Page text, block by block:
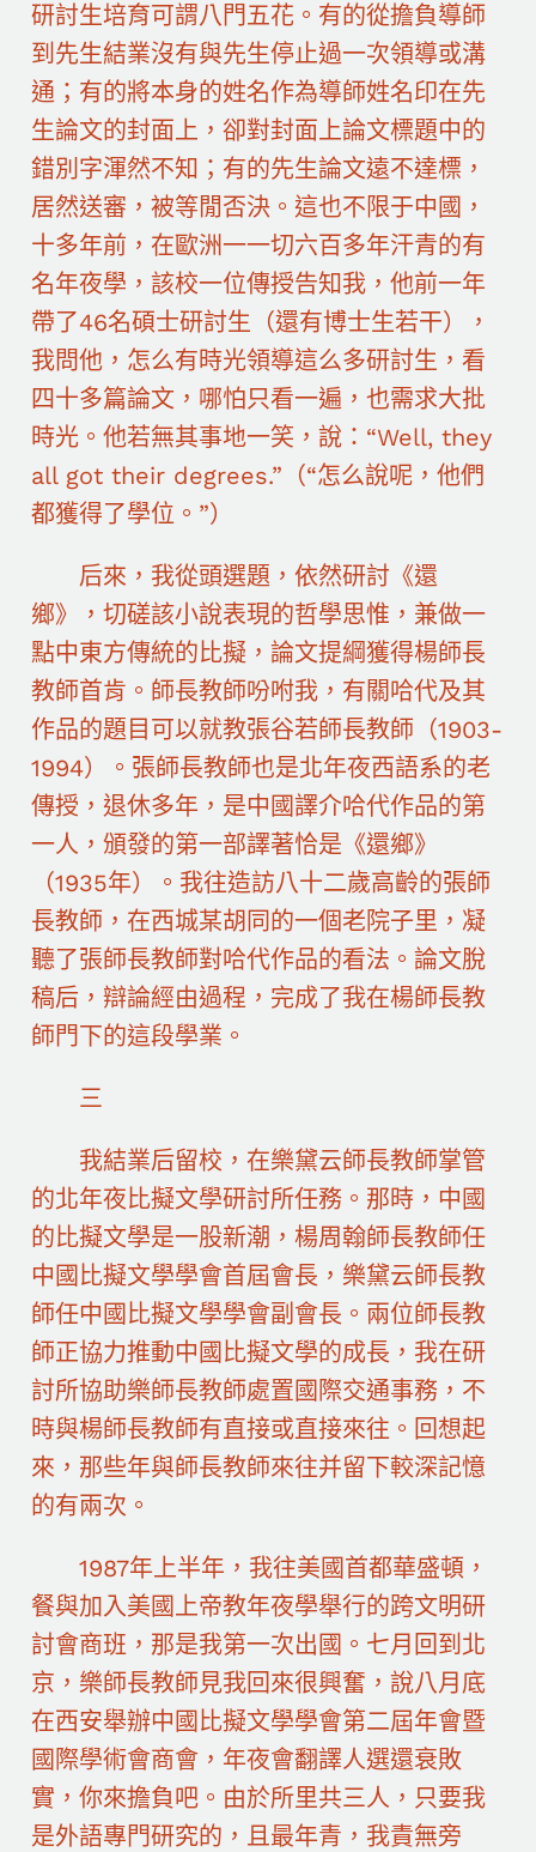
研討生培育可謂八門五花。有的從擔負導師
到先生結業沒有與先生停止過一次領導或溝
通；有的將本身的姓名作為導師姓名印在先
生論文的封面上，卻對封面上論文標題中的
錯別字渾然不知；有的先生論文遠不達標，
居然送審，被等閒否決。這也不限于中國，
十多年前，在歐洲一一切六百多年汗青的有
名年夜學，該校一位傳授告知我，他前一年
帶了46名碩士研討生（還有博士生若干），
我問他，怎么有時光領導這么多研討生，看
四十多篇論文，哪怕只看一遍，也需求大批
時光。他若無其事地一笑，說：“Well, they
all got their degrees.”（“怎么說呢，他們
都獲得了學位。”）
后來，我從頭選題，依然研討《還
鄉》，切磋該小說表現的哲學思惟，兼做一
點中東方傳統的比擬，論文提綱獲得楊師長
教師首肯。師長教師吩咐我，有關哈代及其
作品的題目可以就教張谷若師長教師（1903-
1994）。張師長教師也是北年夜西語系的老
傳授，退休多年，是中國譯介哈代作品的第
一人，頒發的第一部譯著恰是《還鄉》
（1935年）。我往造訪八十二歲高齡的張師
長教師，在西城某胡同的一個老院子里，凝
聽了張師長教師對哈代作品的看法。論文脫
稿后，辯論經由過程，完成了我在楊師長教
師門下的這段學業。
三
我結業后留校，在樂黛云師長教師掌管
的北年夜比擬文學研討所任務。那時，中國
的比擬文學是一股新潮，楊周翰師長教師任
中國比擬文學學會首屆會長，樂黛云師長教
師任中國比擬文學學會副會長。兩位師長教
師正協力推動中國比擬文學的成長，我在研
討所協助樂師長教師處置國際交通事務，不
時與楊師長教師有直接或直接來往。回想起
來，那些年與師長教師來往并留下較深記憶
的有兩次。
1987年上半年，我往美國首都華盛頓，
餐與加入美國上帝教年夜學舉行的跨文明研
討會商班，那是我第一次出國。七月回到北
京，樂師長教師見我回來很興奮，說八月底
在西安舉辦中國比擬文學學會第二屆年會暨
國際學術會商會，年夜會翻譯人選還衰敗
實，你來擔負吧。由於所里共三人，只要我
是外語專門研究的，且最年青，我責無旁